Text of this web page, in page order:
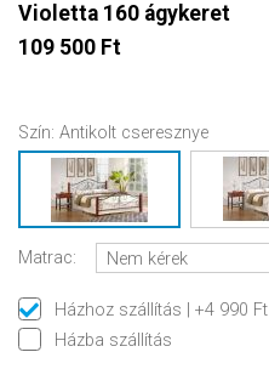
Violetta 160 ágykeret
109 500 Ft
Szín: Antikolt cseresznye
Matrac: Nem kérek
Házhoz szállítás
| +4 990 Ft
Házba szállítás